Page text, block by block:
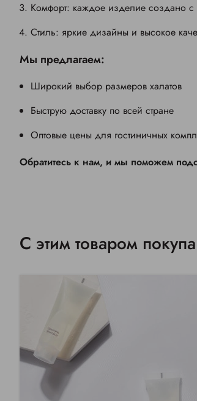
Комфорт: каждое изделие создано с
Стиль: яркие дизайны и высокое
Мы предлагаем:
Широкий выбор размеров халатов
Быструю доставку по всей стране
Оптовые цены для гостиничных
Обратитесь к нам, и мы поможем
С этим товаром